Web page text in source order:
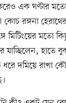
এক ঘণ্টার
রঙ্গনা
মিটিংয়ের মতো
হাতে
ধরে দমিয়ে রাখা